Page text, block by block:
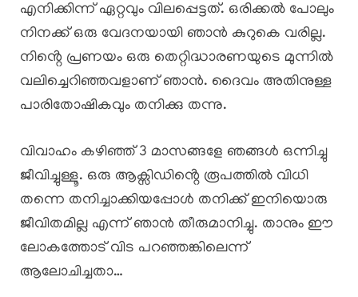
എനിക്കിന്ന് ഏറ്റവും വിലപ്പെട്ടത്. ഒരിക്കൽ പോലും
നിനക്ക് ഒരു വേദനയായി ഞാൻ കുറുകെ വരില്ല.
നിൻ്റെ പ്രണയം ഒരു തെറ്റിദ്ധാരണയുടെ മുന്നിൽ
വലിച്ചെറിഞ്ഞവളാണ് ഞാൻ. ദൈവം അതിനുള്ള
പാരിതോഷികവും തനിക്കു തന്നു.
വിവാഹം കഴിഞ്ഞ് 3 മാസങ്ങളേ ഞങ്ങൾ ഒന്നിച്ചു
ജീവിച്ചുള്ളൂ. ഒരു ആക്സിഡിൻ്റെ രൂപത്തിൽ വിധി
തന്നെ തനിച്ചാക്കിയപ്പോൾ തനിക്ക് ഇനിയൊരു
ജീവിതമില്ല എന്ന് ഞാൻ തീരുമാനിച്ചു. താനും ഈ
ലോകത്തോട് വിട പറഞ്ഞങ്കിലെന്ന്
ആലോചിച്ചതാ…